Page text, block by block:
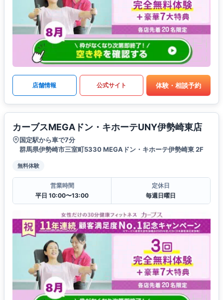
店舗情報 公式サイト 体験・相談予約
カーブスMEGAドン・キホーテUNY伊勢崎東店
国定駅から車で7分
群馬県伊勢崎市三室町5330 MEGAドン・キホーテ伊勢崎東 2F
無料体験
営業時間
平日 10:00〜13:00
定休日
毎週日曜日